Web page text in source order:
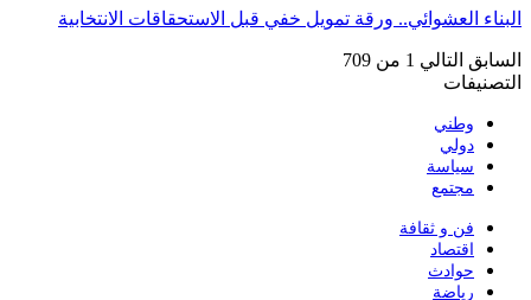
البناء العشوائي.. ورقة تمويل خفي قبل الاستحقاقات الانتخابية
السابق التالي 1 من 709
التصنيفات
وطني
دولي
سياسة
مجتمع
فن و ثقافة
اقتصاد
حوادث
رياضة